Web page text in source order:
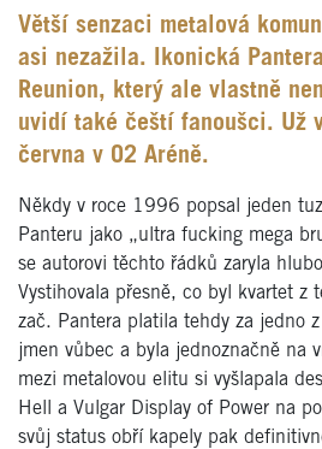
Větší senzaci metalová
asi nezažila. Ikonická
Reunion, který ale vlastně
uvidí také čeští fanoušci. Už
června v O2 Aréně.
Někdy v roce 1996 popsal jeden
Panteru jako „ultra fucking mega
se autorovi těchto řádků zaryla
Vystihovala přesně, co byl kvartet z
zač. Pantera platila tehdy za jedno
jmen vůbec a byla jednoznačně na
mezi metalovou elitu si vyšlapala
Hell a Vulgar Display of Power na
svůj status obří kapely pak